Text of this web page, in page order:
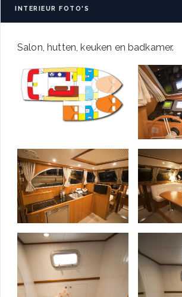
INTERIEUR FOTO'S
Salon, hutten, keuken en badkamer.